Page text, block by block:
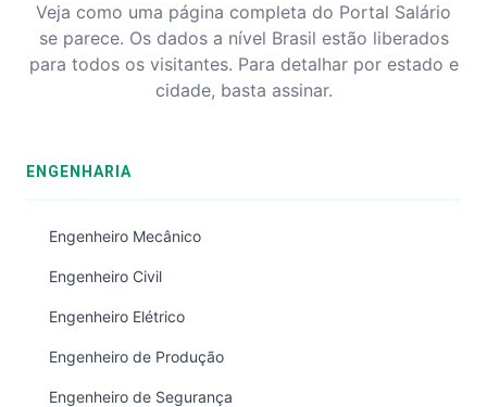
Veja como uma página completa do Portal Salário
se parece. Os dados a nível Brasil estão liberados
para todos os visitantes. Para detalhar por estado e
cidade, basta assinar.
ENGENHARIA
Engenheiro Mecânico
Engenheiro Civil
Engenheiro Elétrico
Engenheiro de Produção
Engenheiro de Segurança